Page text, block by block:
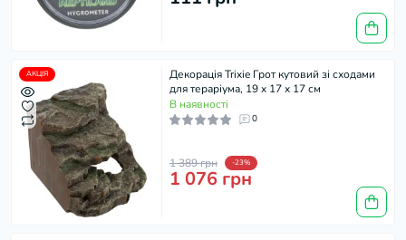
АКЦІЯ
Декорація Trixie Грот кутовий зі сходами
для тераріума, 19 x 17 x 17 см
В наявності
0
1 389 грн -23%
1 076 грн